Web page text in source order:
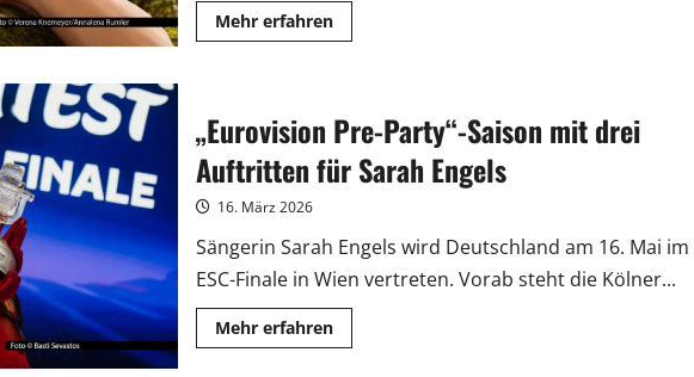
Mehr erfahrenMehr
Informationen
das
neue
Intro
der
„Pfefferkörner“
„Eurovision Pre-Party“-Saison mit drei
Auftritten für Sarah Engels
16. März 2026
Sängerin Sarah Engels wird Deutschland am 16. Mai im
ESC-Finale in Wien vertreten. Vorab steht die Kölner...
Mehr erfahrenMehr
Informationen